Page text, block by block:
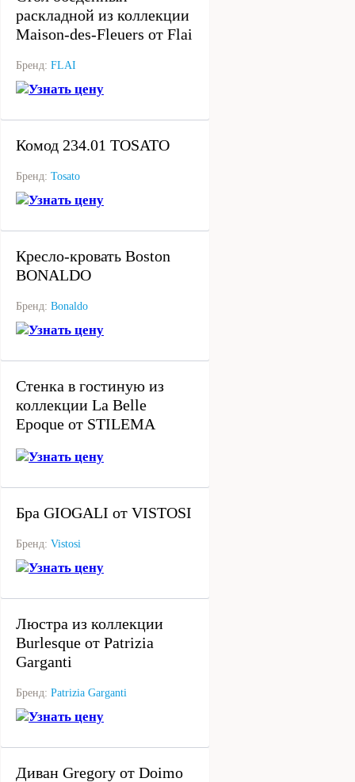
раскладной из коллекции
Maison-des-Fleuers от Flai
Бренд: FLAI
Узнать цену
Комод 234.01 TOSATO
Бренд: Tosato
Узнать цену
Кресло-кровать Boston
BONALDO
Бренд: Bonaldo
Узнать цену
Стенка в гостиную из
коллекции La Belle
Epoque от STILEMA
Узнать цену
Бра GIOGALI от VISTOSI
Бренд: Vistosi
Узнать цену
Люстра из коллекции
Burlesque от Patrizia
Garganti
Бренд: Patrizia Garganti
Узнать цену
Диван Gregory от Doimo